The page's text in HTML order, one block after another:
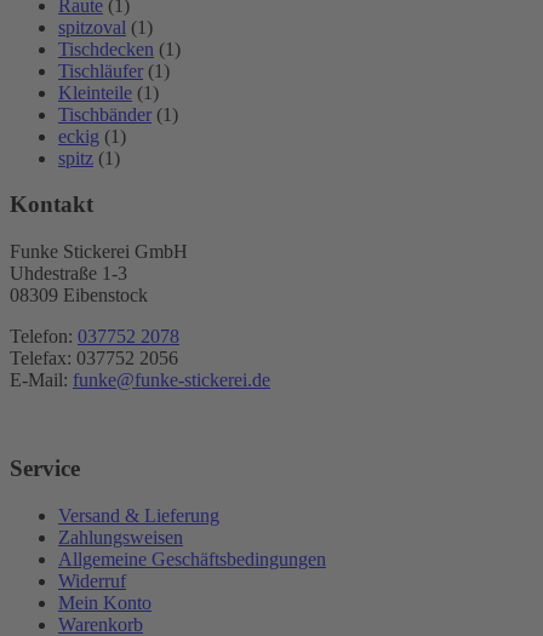
Raute (1)
spitzoval (1)
Tischdecken (1)
Tischläufer (1)
Kleinteile (1)
Tischbänder (1)
eckig (1)
spitz (1)
Kontakt
Funke Stickerei GmbH
Uhdestraße 1-3
08309 Eibenstock
Telefon: 037752 2078
Telefax: 037752 2056
E-Mail: funke@funke-stickerei.de
Service
Versand & Lieferung
Zahlungsweisen
Allgemeine Geschäftsbedingungen
Widerruf
Mein Konto
Warenkorb